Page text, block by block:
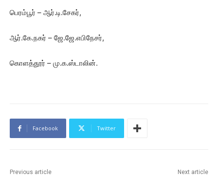
பெரம்பூர் – ஆர்.டி.சேகர்,
ஆர்.கே.நகர் – ஜே.ஜே.எபிநேசர்,
கொளத்தூர் – மு.க.ஸ்டாலின்.
Facebook Twitter
Previous article Next article